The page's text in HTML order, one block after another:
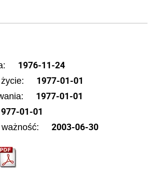
1976-11-24
1977-01-01
1977-01-01
01-01
2003-06-30